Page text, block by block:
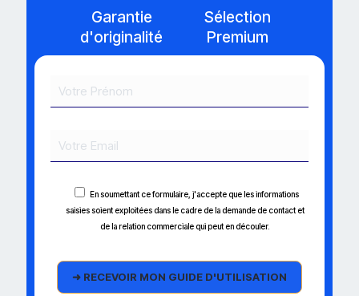
Garantie
d'originalité
Sélection
Premium
En soumettant ce formulaire, j'accepte que les informations
saisies soient exploitées dans le cadre de la demande de contact et
de la relation commerciale qui peut en découler.